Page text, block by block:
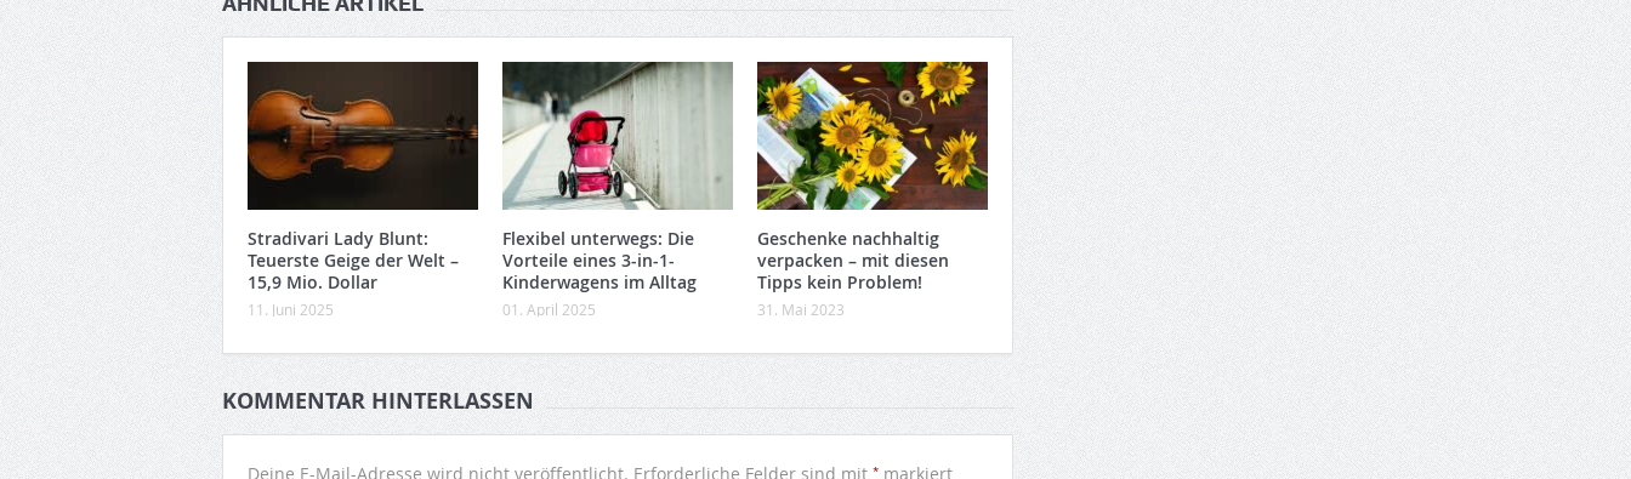
Stradivari Lady Blunt:
Teuerste Geige der Welt –
15,9 Mio. Dollar
11. Juni 2025
Flexibel unterwegs: Die
Vorteile eines 3-in-1-
Kinderwagens im Alltag
01. April 2025
Geschenke nachhaltig
verpacken – mit diesen
Tipps kein Problem!
31. Mai 2023
KOMMENTAR HINTERLASSEN
Deine E-Mail-Adresse wird nicht veröffentlicht. Erforderliche Felder sind mit * markiert